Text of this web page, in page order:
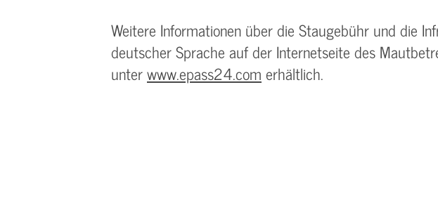
Weitere Informationen über die Staugebühr und die
deutscher Sprache auf der Internetseite des
unterwww.epass24.comerhältlich.